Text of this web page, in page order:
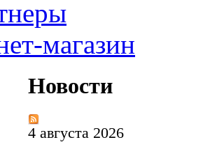
магазин
Новости
4 августа 2026